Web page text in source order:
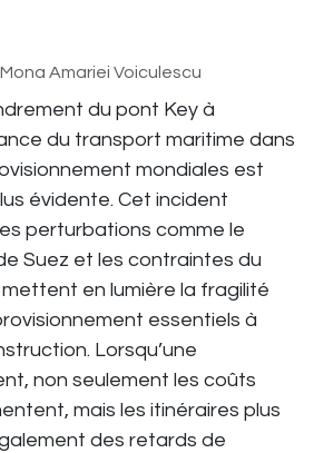
Amariei Voiculescu
du pont Key à
du transport maritime dans
mondiales est
évidente. Cet incident
perturbations comme le
Suez et les contraintes du
en lumière la fragilité
essentiels à
Lorsqu’une
non seulement les coûts
mais les itinéraires plus
des retards de